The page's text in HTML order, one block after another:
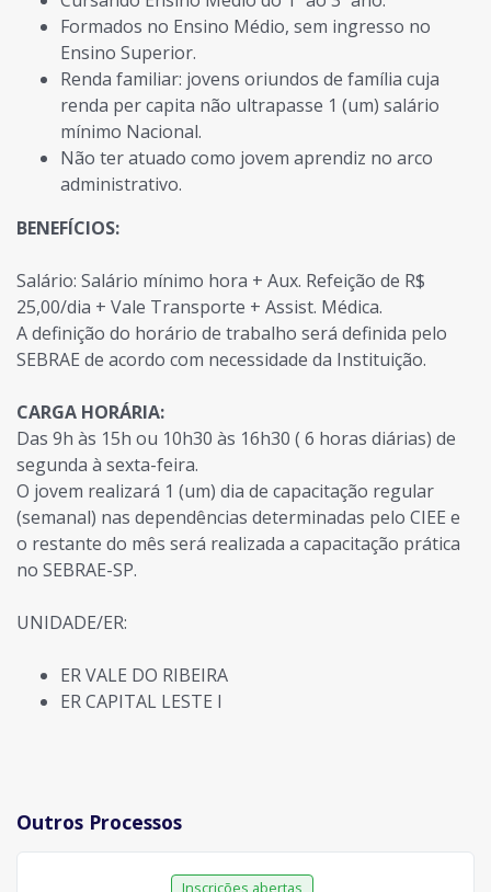
Formados no Ensino Médio, sem ingresso no
Ensino Superior.
Renda familiar: jovens oriundos de família cuja
renda per capita não ultrapasse 1 (um) salário
mínimo Nacional.
Não ter atuado como jovem aprendiz no arco
administrativo.
BENEFÍCIOS:
Salário: Salário mínimo hora + Aux. Refeição de R$
25,00/dia + Vale Transporte + Assist. Médica.
A definição do horário de trabalho será definida pelo
SEBRAE de acordo com necessidade da Instituição.
CARGA HORÁRIA:
Das 9h às 15h ou 10h30 às 16h30 ( 6 horas diárias) de
segunda à sexta-feira.
O jovem realizará 1 (um) dia de capacitação regular
(semanal) nas dependências determinadas pelo CIEE e
o restante do mês será realizada a capacitação prática
no SEBRAE-SP.
UNIDADE/ER:
ER VALE DO RIBEIRA
ER CAPITAL LESTE I
Outros Processos